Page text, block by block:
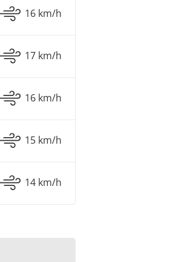
16 km/h
17 km/h
16 km/h
15 km/h
14 km/h